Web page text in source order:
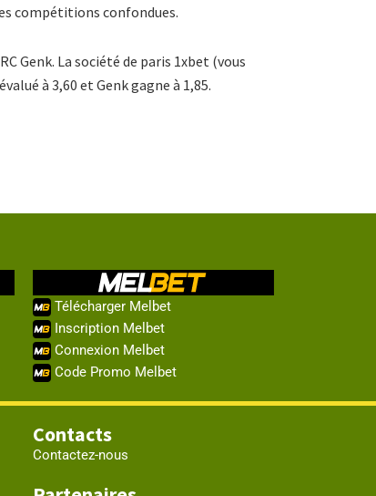
compétitions confondues.
Genk. La société de paris 1xbet (vous
à 3,60 et Genk gagne à 1,85.
Télécharger Melbet
Inscription Melbet
Connexion Melbet
Code Promo Melbet
Contacts
Contactez-nous